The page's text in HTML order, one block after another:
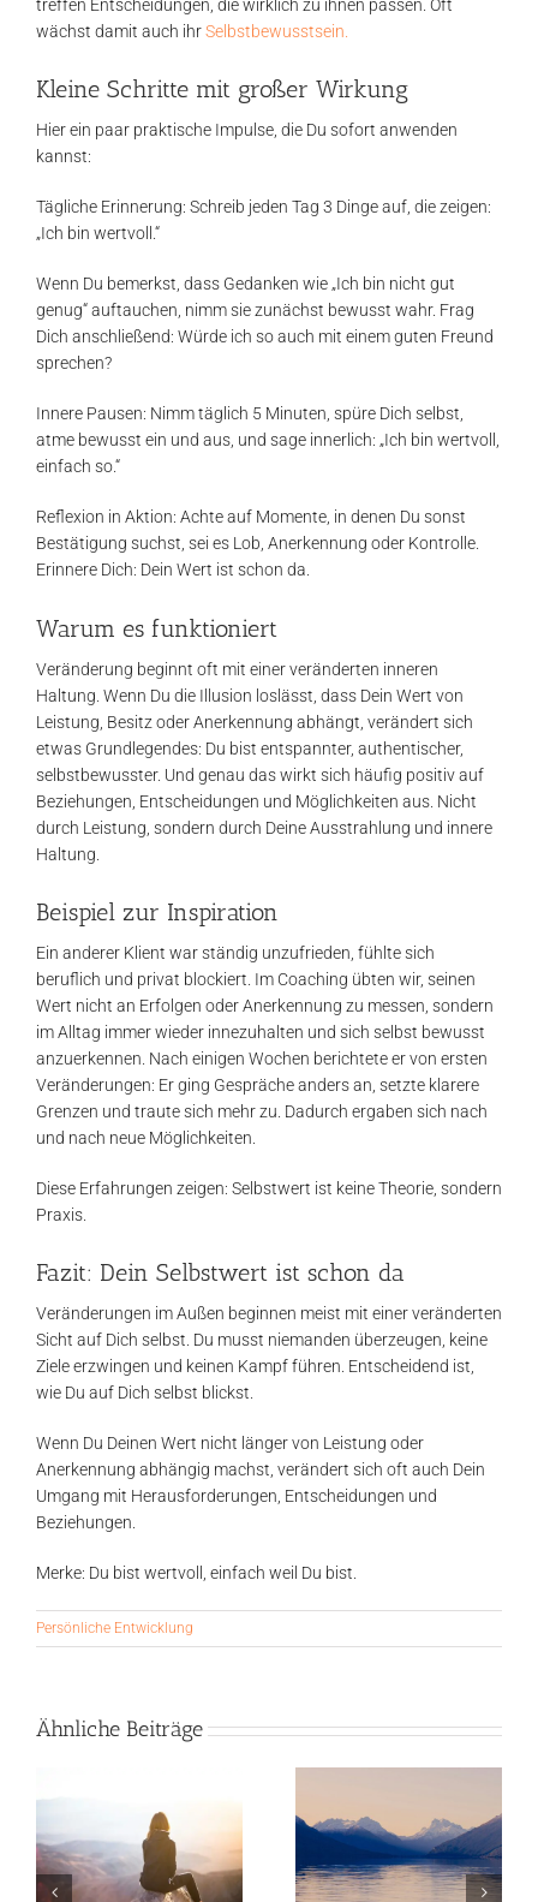
treffen Entscheidungen, die wirklich zu ihnen passen. Oft
wächst damit auch ihrSelbstbewusstsein.
Kleine Schritte mit großer Wirkung
Hier ein paar praktische Impulse, die Du sofort anwenden
kannst:
Tägliche Erinnerung: Schreib jeden Tag 3 Dinge auf, die zeigen:
„Ich bin wertvoll.“
Wenn Du bemerkst, dass Gedanken wie „Ich bin nicht gut
genug“ auftauchen, nimm sie zunächst bewusst wahr. Frag
Dich anschließend: Würde ich so auch mit einem guten Freund
sprechen?
Innere Pausen: Nimm täglich 5 Minuten, spüre Dich selbst,
atme bewusst ein und aus, und sage innerlich: „Ich bin wertvoll,
einfach so.“
Reflexion in Aktion: Achte auf Momente, in denen Du sonst
Bestätigung suchst, sei es Lob, Anerkennung oder Kontrolle.
Erinnere Dich: Dein Wert ist schon da.
Warum es funktioniert
Veränderung beginnt oft mit einer veränderten inneren
Haltung. Wenn Du die Illusion loslässt, dass Dein Wert von
Leistung, Besitz oder Anerkennung abhängt, verändert sich
etwas Grundlegendes: Du bist entspannter, authentischer,
selbstbewusster. Und genau das wirkt sich häufig positiv auf
Beziehungen, Entscheidungen und Möglichkeiten aus. Nicht
durch Leistung, sondern durch Deine Ausstrahlung und innere
Haltung.
Beispiel zur Inspiration
Ein anderer Klient war ständig unzufrieden, fühlte sich
beruflich und privat blockiert. Im Coaching übten wir, seinen
Wert nicht an Erfolgen oder Anerkennung zu messen, sondern
im Alltag immer wieder innezuhalten und sich selbst bewusst
anzuerkennen. Nach einigen Wochen berichtete er von ersten
Veränderungen: Er ging Gespräche anders an, setzte klarere
Grenzen und traute sich mehr zu. Dadurch ergaben sich nach
und nach neue Möglichkeiten.
Diese Erfahrungen zeigen: Selbstwert ist keine Theorie, sondern
Praxis.
Fazit: Dein Selbstwert ist schon da
Veränderungen im Außen beginnen meist mit einer veränderten
Sicht auf Dich selbst. Du musst niemanden überzeugen, keine
Ziele erzwingen und keinen Kampf führen. Entscheidend ist,
wie Du auf Dich selbst blickst.
Wenn Du Deinen Wert nicht länger von Leistung oder
Anerkennung abhängig machst, verändert sich oft auch Dein
Umgang mit Herausforderungen, Entscheidungen und
Beziehungen.
Merke: Du bist wertvoll, einfach weil Du bist.
Persönliche Entwicklung
Ähnliche Beiträge